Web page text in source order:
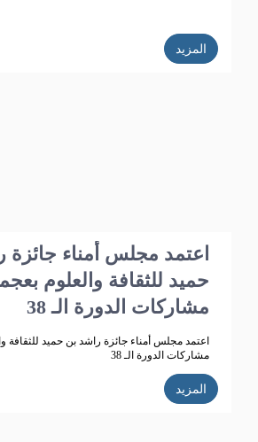
المزيد
اعتمد مجلس أمناء جائزة
حميد للثقافة والعلوم
مشاركات الدورة الـ 38
اعتمد مجلس أمناء جائزة راشد بن حميد للثقافة
مشاركات الدورة الـ 38
المزيد